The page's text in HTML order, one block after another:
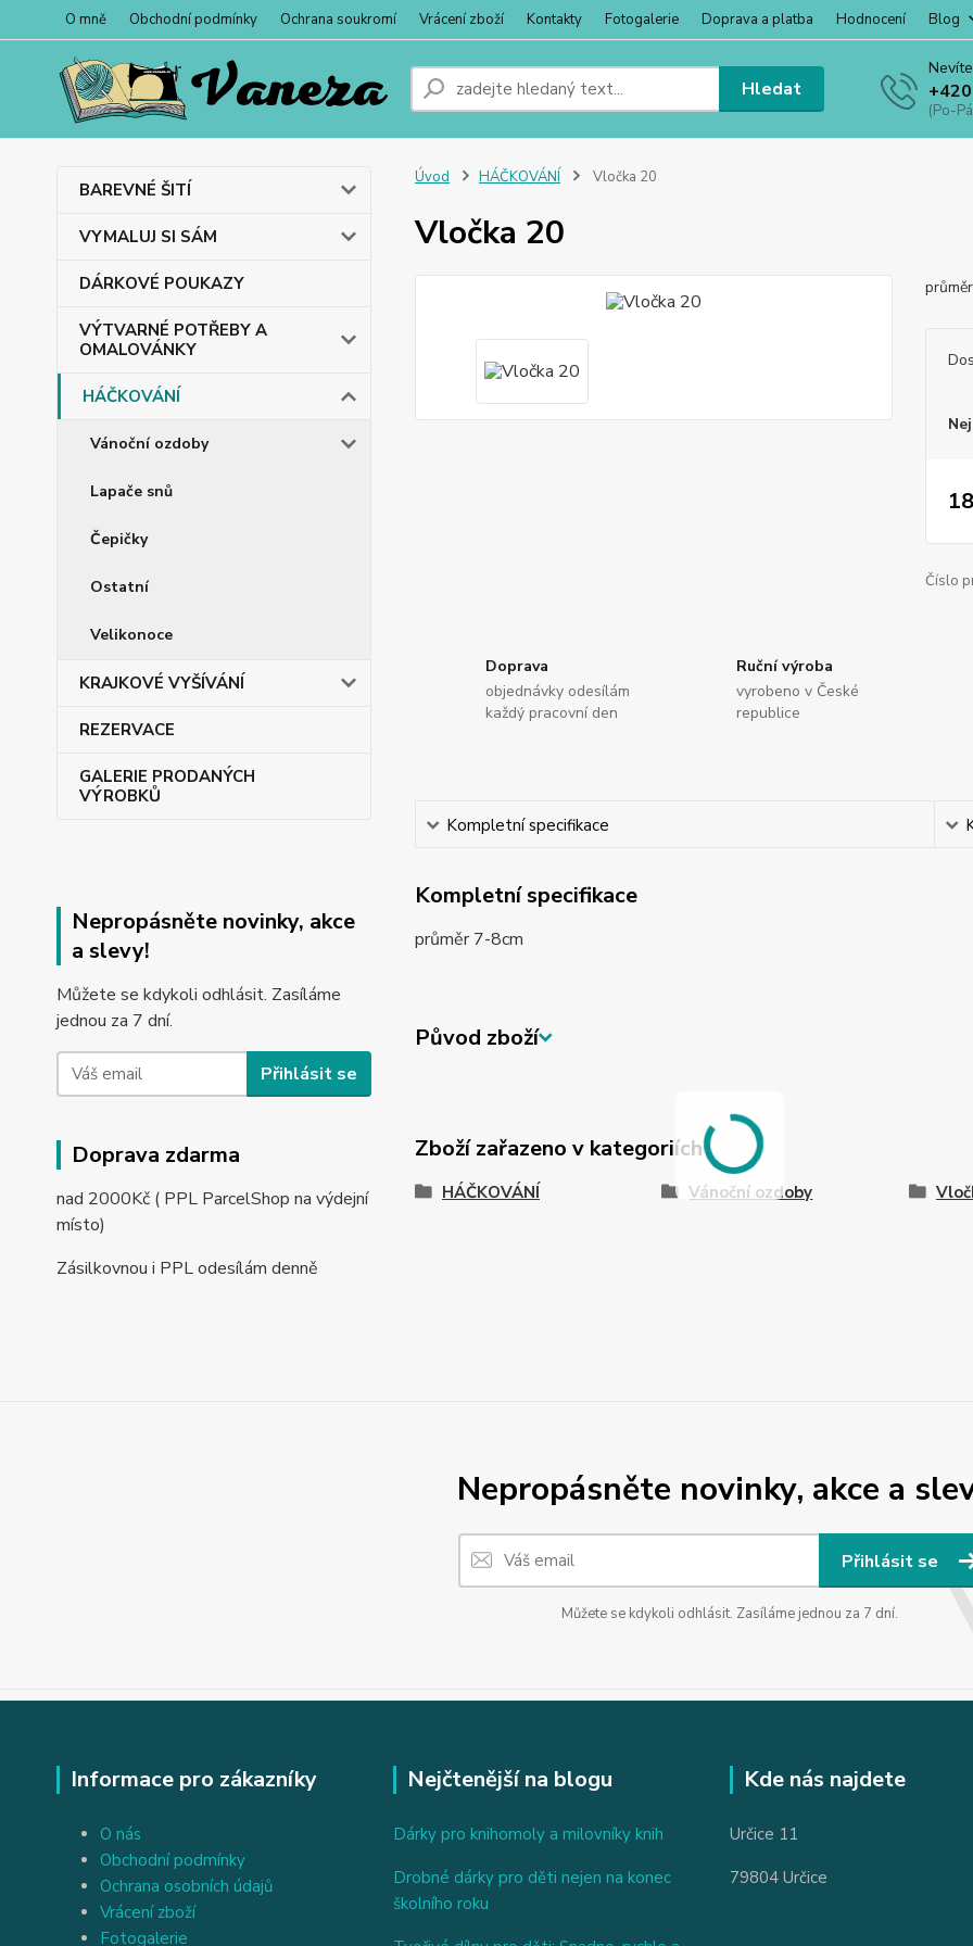
O mně Obchodní podmínky Ochrana soukromí Vrácení zboží Kontakty Fotogalerie Doprava a platba Hodnocení Blog
Hledat
(Po-
BAREVNÉ ŠITÍ
VYMALUJ SI SÁM
DÁRKOVÉ POUKAZY
VÝTVARNÉ POTŘEBY A
OMALOVÁNKY
HÁČKOVÁNÍ
Vánoční ozdoby
Lapače snů
Čepičky
Ostatní
Velikonoce
KRAJKOVÉ VYŠÍVÁNÍ
REZERVACE
GALERIE PRODANÝCH
VÝROBKŮ
Nepropásněte novinky, akce
a slevy!
Můžete se kdykoli odhlásit. Zasíláme
jednou za 7 dní.
Přihlásit se
Doprava zdarma
nad 2000Kč ( PPL ParcelShop na výdejní
místo)
Zásilkovnou i PPL odesílám denně
Úvod HÁČKOVÁNÍ Vločka 20
Vločka 20
Číslo
Doprava
objednávky odesílám
každý pracovní den
Ruční výroba
vyrobeno v České
republice
Kompletní specifikace
Kompletní specifikace
průměr 7-8cm
Původ zboží
Zboží zařazeno v kategoriích
HÁČKOVÁNÍ Vánoční ozdoby
Nepropásněte novinky, akce a
Přihlásit se
Můžete se kdykoli odhlásit. Zasíláme jednou za 7 dní.
Informace pro zákazníky
O nás
Obchodní podmínky
Ochrana osobních údajů
Vrácení zboží
Fotogalerie
Nejčtenější na blogu
Dárky pro knihomoly a milovníky knih
Drobné dárky pro děti nejen na konec
školního roku
Kde nás najdete
Určice 11
79804 Určice